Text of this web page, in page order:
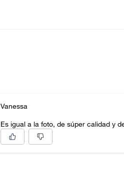
Vanessa
Es igual a la foto, de súper calidad y